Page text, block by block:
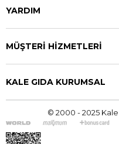
YARDIM
MÜŞTERİ HİZMETLERİ
KALE GIDA KURUMSAL
© 2000 - 2025 Kale